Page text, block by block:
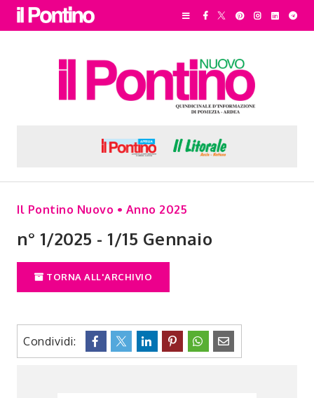
Il Pontino Nuovo • Anno 2025
n° 1/2025 - 1/15 Gennaio
TORNA ALL'ARCHIVIO
Condividi: